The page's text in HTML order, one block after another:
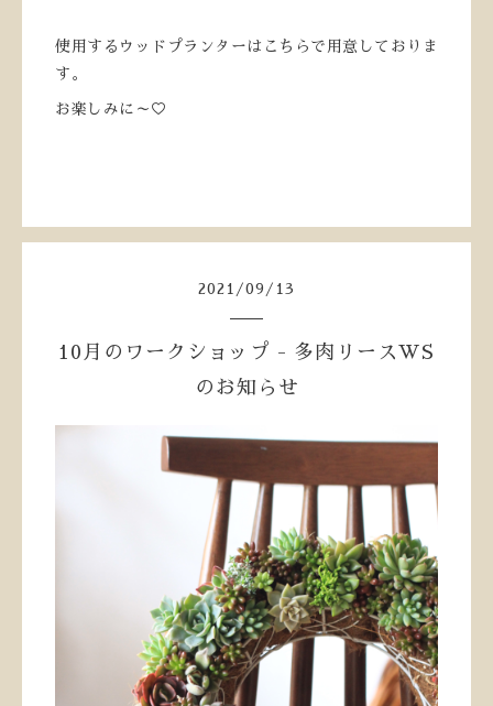
使用するウッドプランターはこちらで用意しておりま
す。
お楽しみに～♡
2021 /09 / 13
10月のワークショップ - 多肉リースWS
のお知らせ